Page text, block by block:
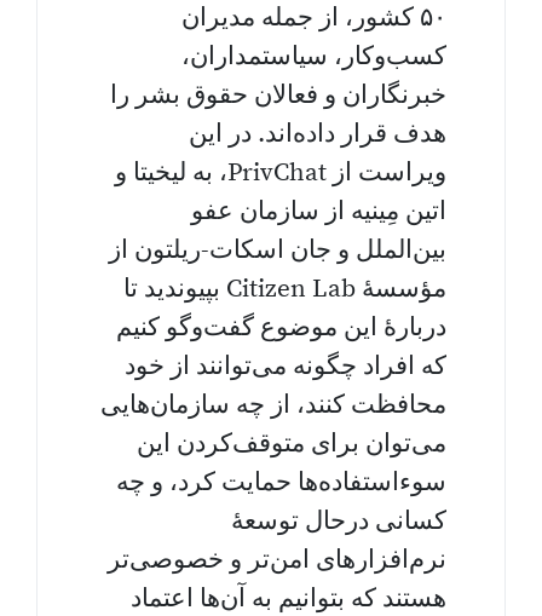
۵۰ کشور، از جمله مدیران
کسب‌وکار، سیاستمداران،
خبرنگاران و فعالان حقوق بشر را
هدف قرار داده‌اند. در این
ویراست از PrivChat، به لیخیتا و
اتین مِینیه از سازمان عفو
بین‌الملل و جان اسکات-ریلتون از
مؤسسهٔ Citizen Lab بپیوندید تا
دربارهٔ این موضوع گفت‌وگو کنیم
که افراد چگونه می‌توانند از خود
محافظت کنند، از چه سازمان‌هایی
می‌توان برای متوقف‌کردن این
سوءاستفاده‌ها حمایت کرد، و چه
کسانی درحال توسعهٔ
نرم‌افزارهای امن‌تر و خصوصی‌تر
هستند که بتوانیم به آن‌ها اعتماد